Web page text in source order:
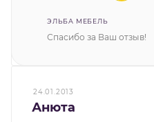
ЭЛЬБА МЕБЕЛЬ
Спасибо за Ваш отзыв!
24.01.2013
Анюта